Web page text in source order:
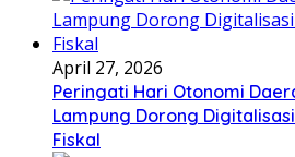
April 27, 2026
Peringati Hari Otonomi
Lampung Dorong
Fiskal